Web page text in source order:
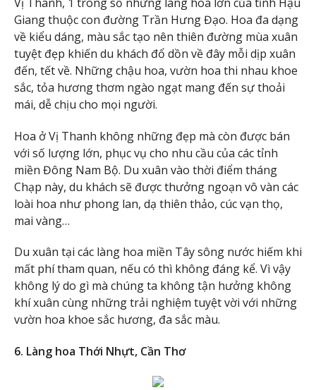
Giang thuộc con đường Trần Hưng Đạo. Hoa đa dạng
về kiểu dáng, màu sắc tạo nên thiên đường mùa xuân
tuyệt đẹp khiến du khách đổ dồn về đây mỗi dịp xuân
đến, tết về. Những chậu hoa, vườn hoa thi nhau khoe
sắc, tỏa hương thơm ngào ngạt mang đến sự thoải
mái, dễ chịu cho mọi người.
Hoa ở Vị Thanh không những đẹp mà còn được bán
với số lượng lớn, phục vụ cho nhu cầu của các tỉnh
miền Đông Nam Bộ. Du xuân vào thời điểm tháng
Chạp này, du khách sẽ được thưởng ngoạn vô vàn các
loài hoa như phong lan, dạ thiên thảo, cúc vạn thọ,
mai vàng…
Du xuân tại các làng hoa miền Tây sông nước hiếm khi
mất phí tham quan, nếu có thì không đáng kể. Vì vậy
không lý do gì mà chúng ta không tận hưởng không
khí xuân cùng những trải nghiệm tuyệt vời với những
vườn hoa khoe sắc hương, đa sắc màu.
6. Làng hoa Thới Nhựt, Cần Thơ